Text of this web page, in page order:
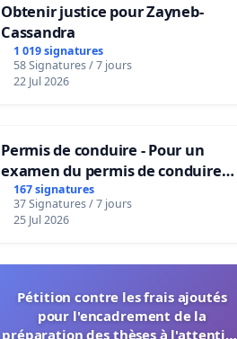
Obtenir justice pour Zayneb-
Cassandra
1 019 signatures
58 Signatures / 7 jours
22 Jul 2026
Permis de conduire - Pour un
examen du permis de conduire
accessible dans plusieurs langues
à Bruxelles
167 signatures
37 Signatures / 7 jours
25 Jul 2026
Pétition contre les frais ajoutés
pour l'encadrement de la
préparation des thèses à l'attention